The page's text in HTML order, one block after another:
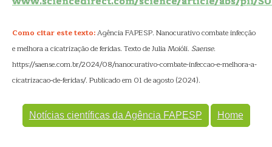
Como citar este texto:Agência FAPESP. Nanocurativo combate infecção
e melhora a cicatrização de feridas. Texto de Julia Moióli. Saense.
https://saense.com.br/2024/08/nanocurativo-combate-infeccao-e-melhora-a-
cicatrizacao-de-feridas/. Publicado em 01 de agosto (2024).
Notícias científicas da Agência FAPESP Home